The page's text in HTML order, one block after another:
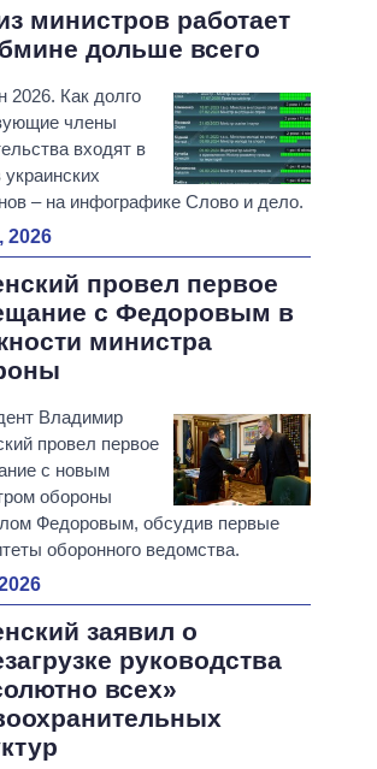
министров работает
дольше всего
2026. Как долго
члены
входят в
украинских
– на инфографике Слово и дело.
2026
провел первое
с Федоровым в
министра
Владимир
провел первое
с новым
обороны
Федоровым, обсудив первые
оборонного ведомства.
заявил о
руководства
всех»